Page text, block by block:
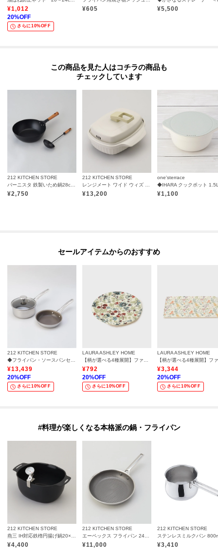
¥1,012
20%OFF
さらに10%OFF
¥605 ¥5,500
この商品を見た人はコチラの商品も
チェックしています
212 KITCHEN STORE
¥2,750
212 KITCHEN STORE
¥13,200
one'sterrace
◆IHARA クックポット
¥1,100
セールアイテムからのおすすめ
212 KITCHEN STORE
◆フライパン・ソースパンセット16cm ＜CORELLE コレール＞
¥13,439
20%OFF
さらに10%OFF
LAURA ASHLEY HOME
【柄が選べる4種展開】ファブリックコースター
¥792
20%OFF
さらに10%OFF
LAURA ASHLEY HOME
¥3,344
20%OFF
さらに10%OFF
#料理が楽しくなる本格派の鍋・フライパン
212 KITCHEN STORE
¥4,400
212 KITCHEN STORE
¥11,000
212 KITCHEN STORE
¥3,410